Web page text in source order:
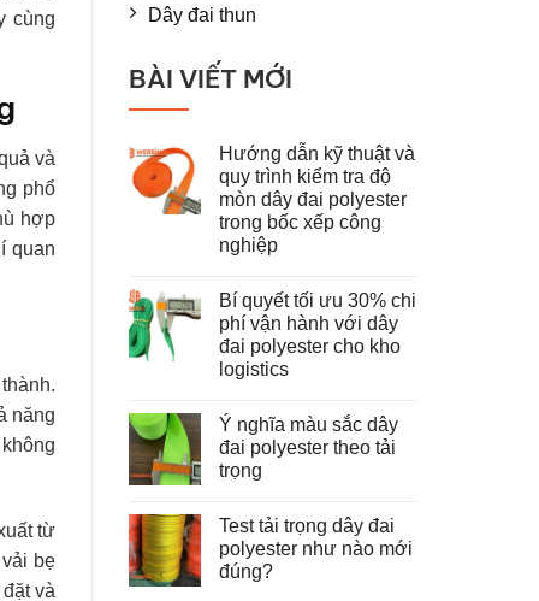
cùng
và
phổ
hợp
quan
năng
từ
bẹ
và
Dây đai thun
BÀI VIẾT MỚI
Hướng dẫn kỹ thuật và
quy trình kiểm tra độ
mòn dây đai polyester
trong bốc xếp công
nghiệp
bình
luận
ở
Hướng
dẫn
kỹ
quy
trình
kiểm
tra
dây
đai
polyester
trong
bốc
Bí quyết tối ưu 30% chi
phí vận hành với dây
đai polyester cho kho
logistics
bình
luận
ở
Bí
ưu
30%
chi
phí
vận
Ý nghĩa màu sắc dây
đai polyester theo tải
trọng
bình
luận
ở
Ý
Test tải trọng dây đai
polyester như nào mới
đúng?